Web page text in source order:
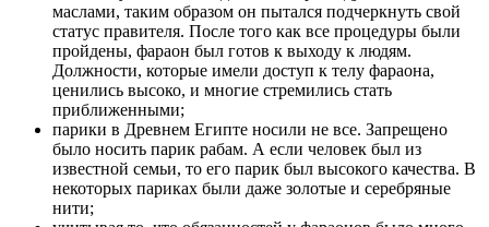
маслами, таким образом он пытался подчеркнуть свой
статус правителя. После того как все процедуры были
пройдены, фараон был готов к выходу к людям.
Должности, которые имели доступ к телу фараона,
ценились высоко, и многие стремились стать
приближенными;
парики в Древнем Египте носили не все. Запрещено
было носить парик рабам. А если человек был из
известной семьи, то его парик был высокого качества. В
некоторых париках были даже золотые и серебряные
нити;